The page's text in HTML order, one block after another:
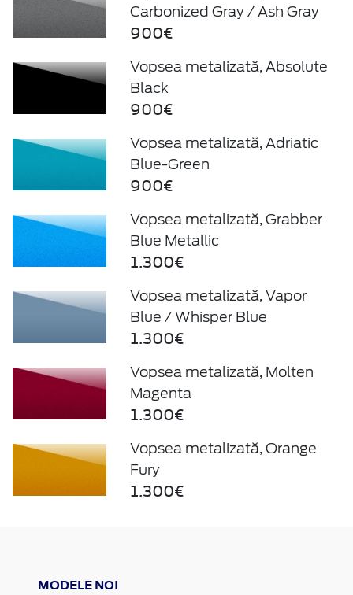
Carbonized Gray / Ash Gray
900€
Vopsea metalizată, Absolute
Black
900€
Vopsea metalizată, Adriatic
Blue-Green
900€
Vopsea metalizată, Grabber
Blue Metallic
1.300€
Vopsea metalizată, Vapor
Blue / Whisper Blue
1.300€
Vopsea metalizată, Molten
Magenta
1.300€
Vopsea metalizată, Orange
Fury
1.300€
MODELE NOI